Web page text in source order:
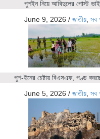
পুশইন নিয়ে আবিদুলের পোস্ট
June 9, 2026 / জাতীয়, সব
পুশ-ইনের চেষ্টায় বিএসএফ, পণ্ড
June 5, 2026 / জাতীয়, সব